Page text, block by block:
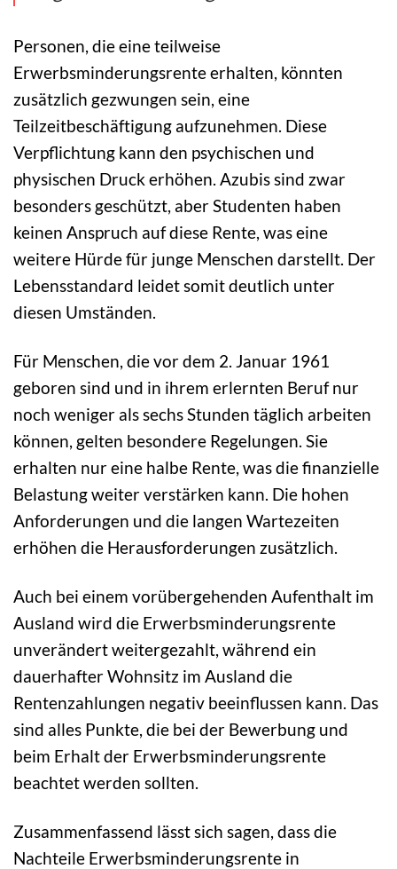
Personen, die eine teilweise
Erwerbsminderungsrente erhalten, könnten
zusätzlich gezwungen sein, eine
Teilzeitbeschäftigung aufzunehmen. Diese
Verpflichtung kann den psychischen und
physischen Druck erhöhen. Azubis sind zwar
besonders geschützt, aber Studenten haben
keinen Anspruch auf diese Rente, was eine
weitere Hürde für junge Menschen darstellt. Der
Lebensstandard leidet somit deutlich unter
diesen Umständen.
Für Menschen, die vor dem 2. Januar 1961
geboren sind und in ihrem erlernten Beruf nur
noch weniger als sechs Stunden täglich arbeiten
können, gelten besondere Regelungen. Sie
erhalten nur eine halbe Rente, was die finanzielle
Belastung weiter verstärken kann. Die hohen
Anforderungen und die langen Wartezeiten
erhöhen die Herausforderungen zusätzlich.
Auch bei einem vorübergehenden Aufenthalt im
Ausland wird die Erwerbsminderungsrente
unverändert weitergezahlt, während ein
dauerhafter Wohnsitz im Ausland die
Rentenzahlungen negativ beeinflussen kann. Das
sind alles Punkte, die bei der Bewerbung und
beim Erhalt der Erwerbsminderungsrente
beachtet werden sollten.
Zusammenfassend lässt sich sagen, dass die
Nachteile Erwerbsminderungsrente in